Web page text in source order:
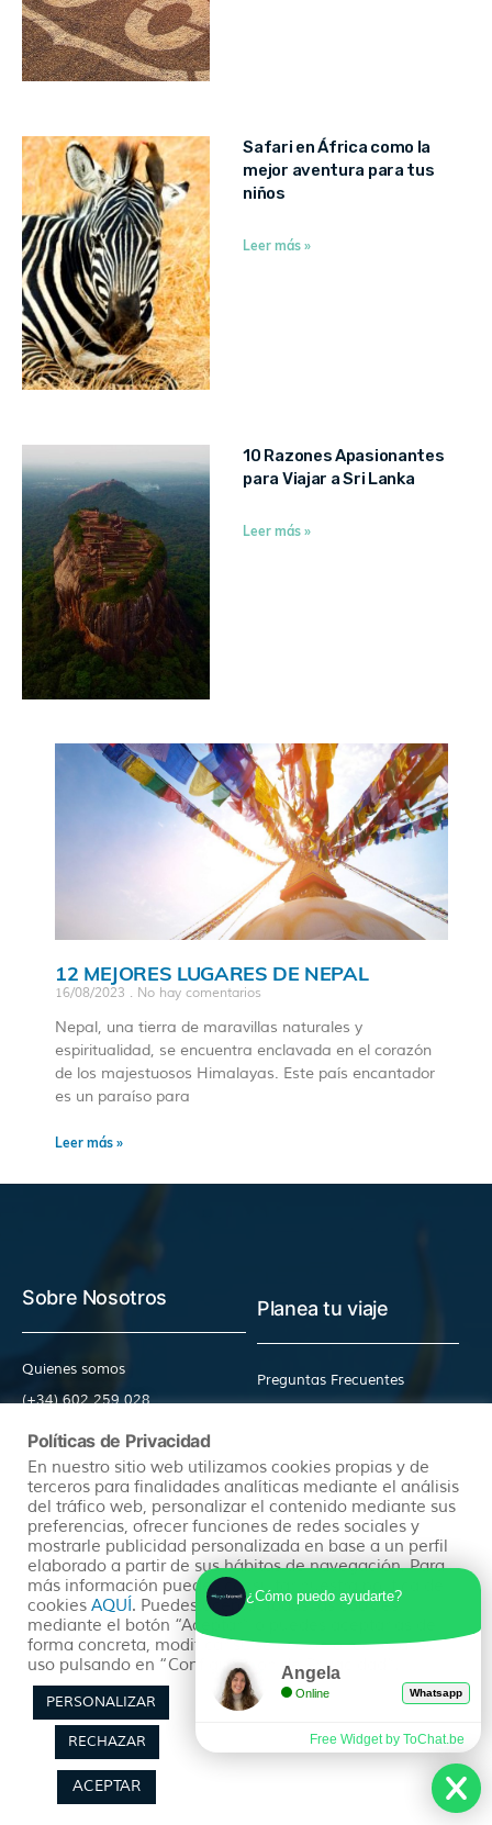
12 MEJORES LUGARES DE NEPAL
16/08/2023 No hay comentarios
Nepal, una tierra de maravillas naturales y
espiritualidad, se encuentra enclavada en el corazón
de los majestuosos Himalayas. Este país encantador
es un paraíso para
Leer más »
Safari en África como la
mejor aventura para tus
niños
Leer más »
10 Razones Apasionantes
para Viajar a Sri Lanka
Leer más »
Sobre Nosotros
Quienes somos
(+34) 602 259 028
info@hayatravel.com
Mapa Web
Planea tu viaje
Preguntas Frecuentes
Productos
Ofertas
Viajes Organizados
Lunas de Miel
Políticas
Condiciones Generales
Política de Cookies
Políticas de Privacidad
En nuestro sitio web utilizamos cookies propias y de
terceros para finalidades analíticas mediante el análisis
del tráfico web, personalizar el contenido mediante sus
preferencias, ofrecer funciones de redes sociales y
mostrarle publicidad personalizada en base a un perfil
elaborado a partir de sus hábitos de navegación. Para
más información puedes consultar nuestra política de
cookies AQUÍ. Puedes aceptar todas las cookies
mediante el botón “Aceptar” o puedes aceptarlas de
forma concreta, modificar su selección o rechazar su
uso pulsando en “Configuración de Privacidad”.
PERSONALIZAR
RECHAZAR
ACEPTAR
¿Cómo puedo ayudarte?
Angela
Online Whatsapp
Free Widget by ToChat.be